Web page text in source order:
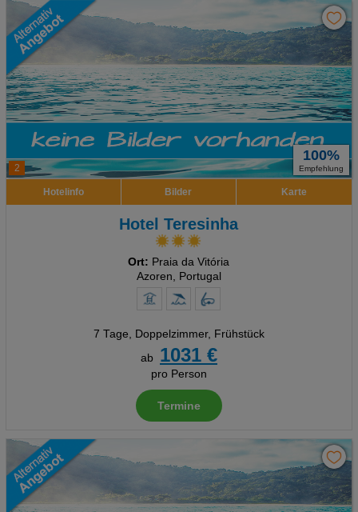
2
100%
Empfehlung
Hotelinfo Bilder Karte
Hotel Teresinha
Ort: Praia da Vitória
Azoren, Portugal
7 Tage, Doppelzimmer, Frühstück
ab
1031 €
pro Person
Termine